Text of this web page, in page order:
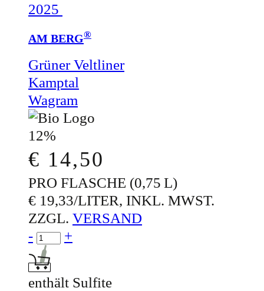
2025
AM BERG®
Grüner Veltliner
Kamptal
Wagram
12%
€ 14,50
PRO FLASCHE (0,75 L)
€ 19,33/LITER, INKL. MWST.
ZZGL. VERSAND
Menge für AM BERG®
- +
enthält Sulfite